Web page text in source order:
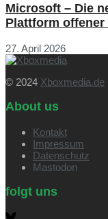
Microsoft – Die
Plattform offener
27. April 2026
© 2024 Xboxmedia.de
About us
Kontakt
Impressum
Datenschutz
Mastodon
folgt uns